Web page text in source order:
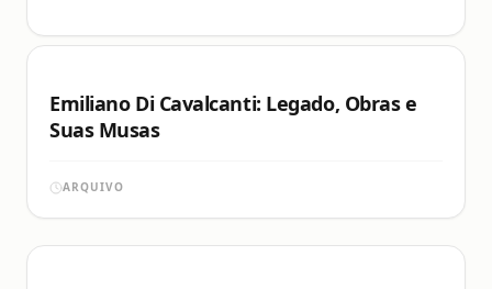
Emiliano Di Cavalcanti: Legado, Obras e
Suas Musas
ARQUIVO